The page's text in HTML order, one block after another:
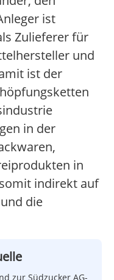
ist
Zulieferer für
und
ist der
in der
in
indirekt auf
die
zur Südzucker AG-